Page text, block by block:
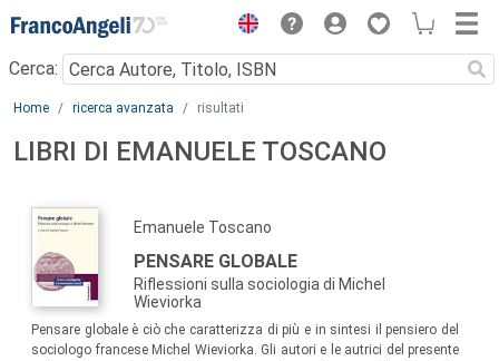
Menu
Cerca:
Main content
Home ricerca avanzata risultati
LIBRI DI EMANUELE TOSCANO
Emanuele Toscano
PENSARE GLOBALE
Riflessioni sulla sociologia di Michel
Wieviorka
Pensare globale è ciò che caratterizza di più e in sintesi il pensiero del
sociologo francese Michel Wieviorka. Gli autori e le autrici del presente